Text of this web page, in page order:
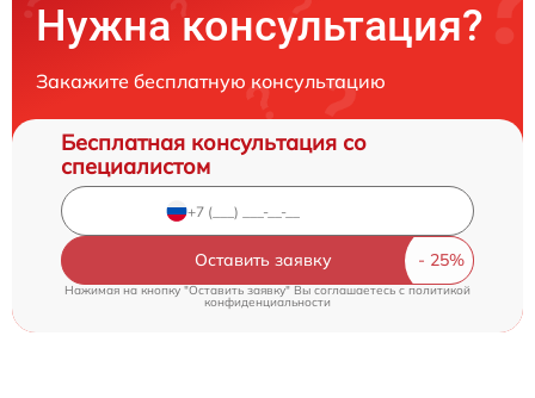
Нужна консультация?
Закажите бесплатную консультацию
Бесплатная консультация со
специалистом
Оставить заявку
Нажимая на кнопку "Оставить заявку" Вы соглашаетесь cполитикой
конфиденциальности